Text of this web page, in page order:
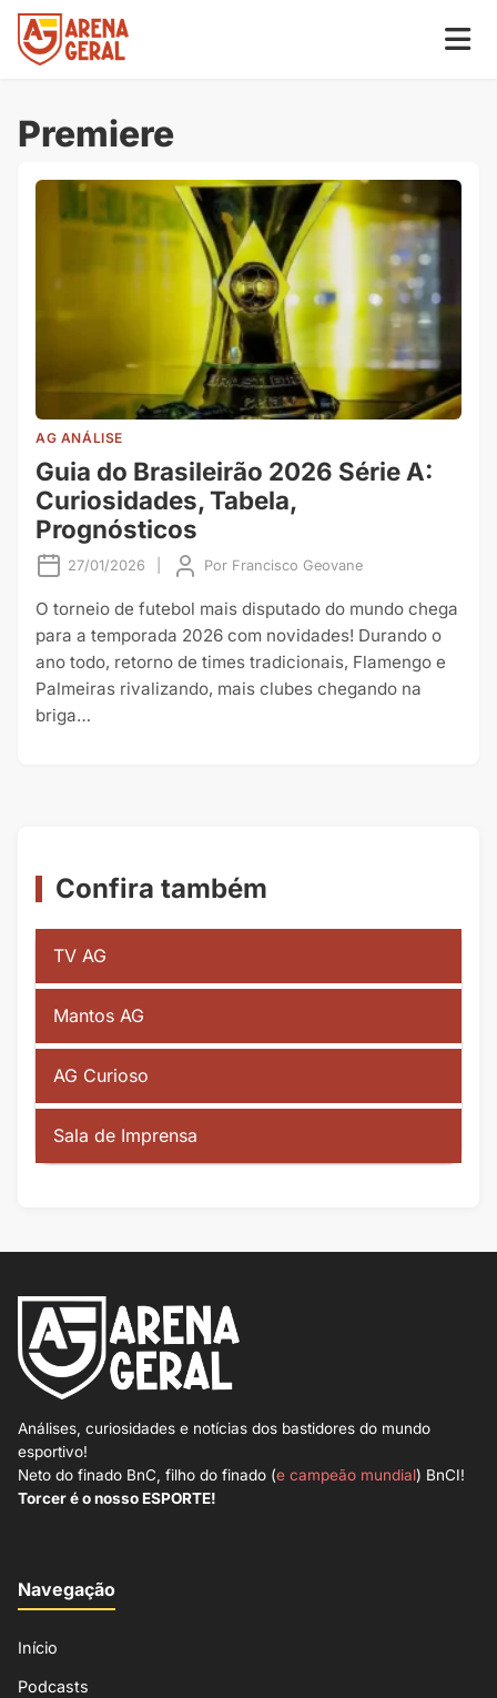
Premiere
AG ANÁLISE
Guia do Brasileirão 2026 Série A:
Curiosidades, Tabela,
Prognósticos
27/01/2026 Por Francisco Geovane
O torneio de futebol mais disputado do mundo chega
para a temporada 2026 com novidades! Durando o
ano todo, retorno de times tradicionais, Flamengo e
Palmeiras rivalizando, mais clubes chegando na
briga…
Confira também
TV AG
Mantos AG
AG Curioso
Sala de Imprensa
Análises, curiosidades e notícias dos bastidores do mundo
esportivo!
Neto do finado BnC, filho do finado (e campeão mundial) BnCI!
Torcer é o nosso ESPORTE!
Navegação
Início
Podcasts